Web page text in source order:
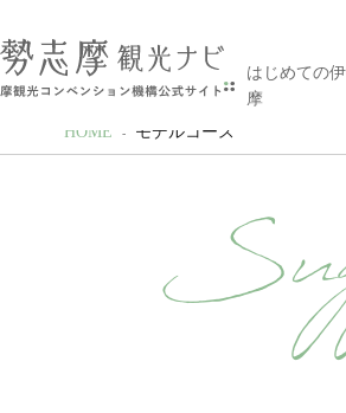
はじめての
摩
HOME モデルコース